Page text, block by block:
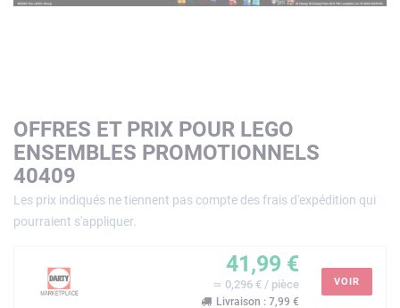
OFFRES ET PRIX POUR LEGO
ENSEMBLES PROMOTIONNELS
40409
Les prix indiqués ne tiennent pas compte des frais d'expédition qui
pourraient s'appliquer.
41,99 €
≃ 0,296 € / pièce
Livraison : 7,99 €
VOIR